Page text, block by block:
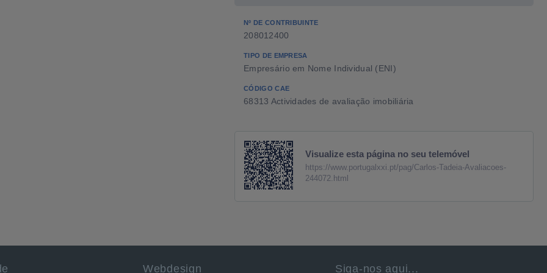
Nº DE CONTRIBUINTE
208012400
TIPO DE EMPRESA
Empresário em Nome Individual (ENI)
CÓDIGO CAE
68313 Actividades de avaliação imobiliária
Visualize esta página no seu telemóvel
https://www.portugalxxi.pt/pag/Carlos-Tadeia-Avaliacoes-
244072.html
Webdesign Siga-nos aqui...